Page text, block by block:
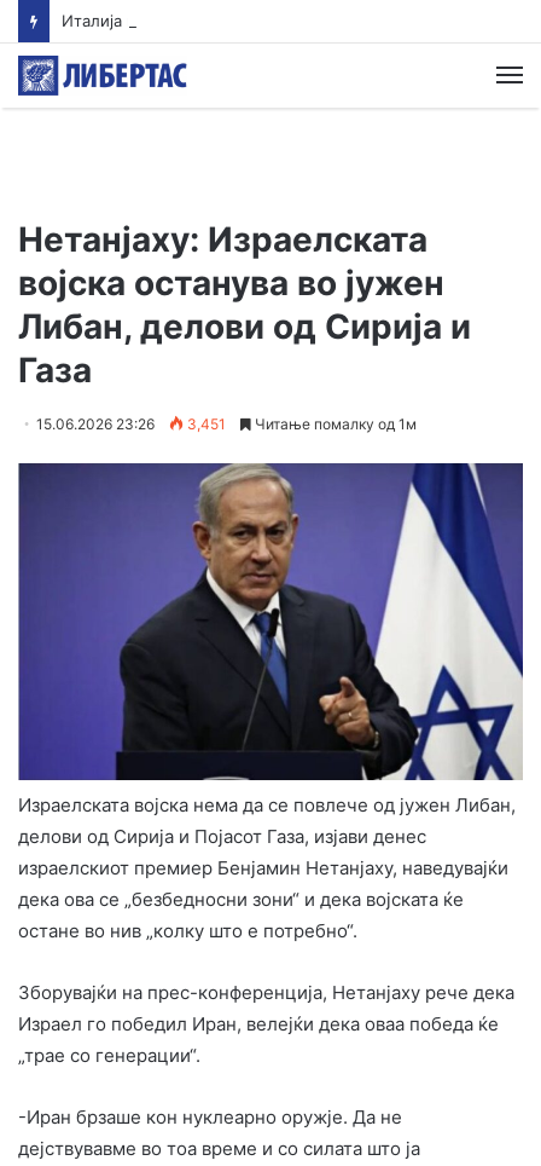
Нетанјаху: Израелската
војска останува во јужен
Либан, делови од Сирија и
Газа
15.06.2026 23:26 3,451 Читање помалку од 1м
Израелската војска нема да се повлече од јужен Либан,
делови од Сирија и Појасот Газа, изјави денес
израелскиот премиер Бенјамин Нетанјаху, наведувајќи
дека ова се „безбедносни зони“ и дека војската ќе
остане во нив „колку што е потребно“.
Зборувајќи на прес-конференција, Нетанјаху рече дека
Израел го победил Иран, велејќи дека оваа победа ќе
„трае со генерации“.
-Иран брзаше кон нуклеарно оружје. Да не
дејствувавме во тоа време и со силата што ја